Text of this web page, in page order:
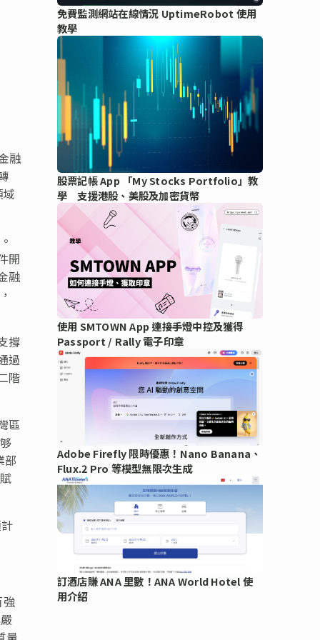
融
開
融
撐
過
階
區
部
強
免費監測網站在線情況 UptimeRobot 使用
教學
股票記帳 App 「My Stocks Portfolio」教
學 支援港股、美股及加密貨幣
使用 SMTOWN App 連接手燈中控及獲得
Passport / Rally 電子印章
Adobe Firefly 限時優惠！Nano Banana、
Flux.2 Pro 等模型無限次生成
訂酒店賺 ANA 里數！ANA World Hotel 使
用介紹